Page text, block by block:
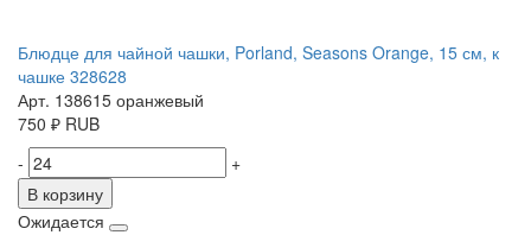
Блюдце для чайной чашки, Porland, Seasons Orange, 15 см, к
чашке 328628
Арт. 138615 оранжевый
750 ₽ RUB
-
+
В корзину
Ожидается